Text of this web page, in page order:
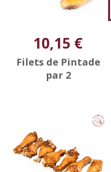
10,15 €
Filets de Pintade
par 2